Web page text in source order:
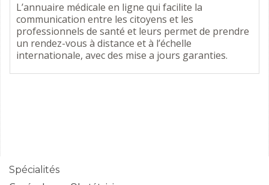
L’annuaire médicale en ligne qui facilite la
communication entre les citoyens et les
professionnels de santé et leurs permet de prendre
un rendez-vous à distance et à l’échelle
internationale, avec des mise a jours garanties.
Spécialités